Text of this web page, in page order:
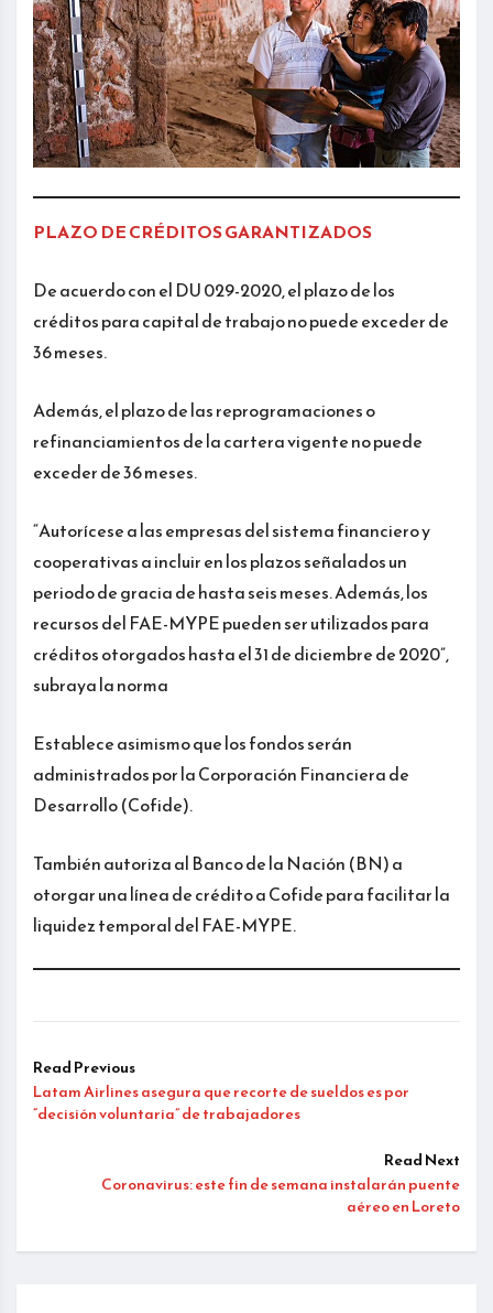
PLAZO DE CRÉDITOS GARANTIZADOS
De acuerdo con el DU 029-2020, el plazo de los
créditos para capital de trabajo no puede exceder de
36 meses.
Además, el plazo de las reprogramaciones o
refinanciamientos de la cartera vigente no puede
exceder de 36 meses.
“Autorícese a las empresas del sistema financiero y
cooperativas a incluir en los plazos señalados un
periodo de gracia de hasta seis meses. Además, los
recursos del FAE-MYPE pueden ser utilizados para
créditos otorgados hasta el 31 de diciembre de 2020”,
subraya la norma
Establece asimismo que los fondos serán
administrados por la Corporación Financiera de
Desarrollo (Cofide).
También autoriza al Banco de la Nación (BN) a
otorgar una línea de crédito a Cofide para facilitar la
liquidez temporal del FAE-MYPE.
Read Previous
Latam Airlines asegura que recorte de sueldos es por
“decisión voluntaria” de trabajadores
Read Next
Coronavirus: este fin de semana instalarán puente
aéreo en Loreto